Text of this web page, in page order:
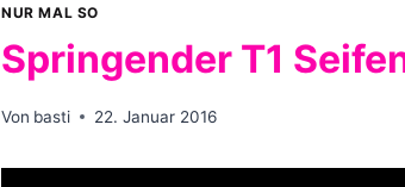
NUR MAL SO
Springender T1
Von basti 22. Januar 2016